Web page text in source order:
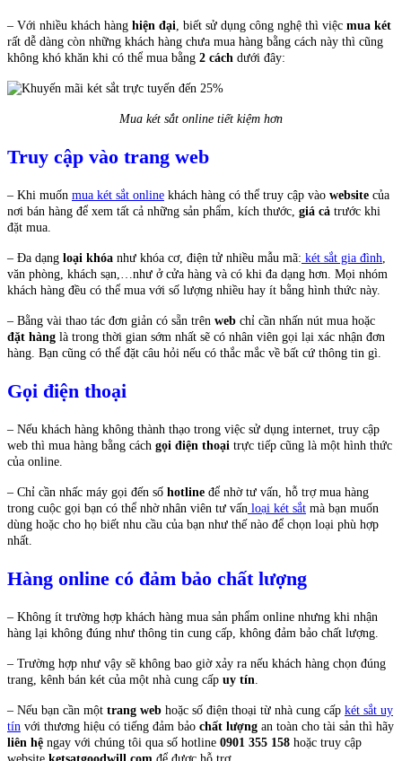
– Với nhiều khách hàng hiện đại, biết sử dụng công nghệ thì việc mua két
rất dễ dàng còn những khách hàng chưa mua hàng bằng cách này thì cũng
không khó khăn khi có thể mua bằng 2 cách dưới đây:
Mua két sắt online tiết kiệm hơn
Truy cập vào trang web
– Khi muốn mua két sắt online khách hàng có thể truy cập vào website của
nơi bán hàng để xem tất cả những sản phẩm, kích thước, giá cả trước khi
đặt mua.
– Đa dạng loại khóa như khóa cơ, điện tử nhiều mẫu mã: két sắt gia đình,
văn phòng, khách sạn,…như ở cửa hàng và có khi đa dạng hơn. Mọi nhóm
khách hàng đều có thể mua với số lượng nhiều hay ít bằng hình thức này.
– Bằng vài thao tác đơn giản có sẵn trên web chỉ cần nhấn nút mua hoặc
đặt hàng là trong thời gian sớm nhất sẽ có nhân viên gọi lại xác nhận đơn
hàng. Bạn cũng có thể đặt câu hỏi nếu có thắc mắc về bất cứ thông tin gì.
Gọi điện thoại
– Nếu khách hàng không thành thạo trong việc sử dụng internet, truy cập
web thì mua hàng bằng cách gọi điện thoại trực tiếp cũng là một hình thức
của online.
– Chỉ cần nhấc máy gọi đến số hotline để nhờ tư vấn, hỗ trợ mua hàng
trong cuộc gọi bạn có thể nhờ nhân viên tư vấn loại két sắt mà bạn muốn
dùng hoặc cho họ biết nhu cầu của bạn như thế nào để chọn loại phù hợp
nhất.
Hàng online có đảm bảo chất lượng
– Không ít trường hợp khách hàng mua sản phẩm online nhưng khi nhận
hàng lại không đúng như thông tin cung cấp, không đảm bảo chất lượng.
– Trường hợp như vậy sẽ không bao giờ xảy ra nếu khách hàng chọn đúng
trang, kênh bán két của một nhà cung cấp uy tín
– Nếu bạn cần một trang web hoặc số điện thoại từ nhà cung cấp két sắt uy
tín với thương hiệu có tiếng đảm bảo chất lượng an toàn cho tài sản thì hãy
liên hệ ngay với chúng tôi qua số hotline 0901 355 158 hoặc truy cập